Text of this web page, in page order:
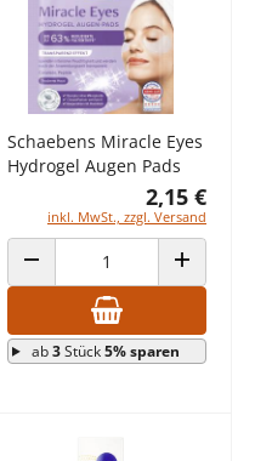
Schaebens Miracle Eyes
Hydrogel Augen Pads
2,15 €
inkl. MwSt., zzgl. Versand
ANZAHL VERRINGERN ANZAHL
ab3Stück5% sparen